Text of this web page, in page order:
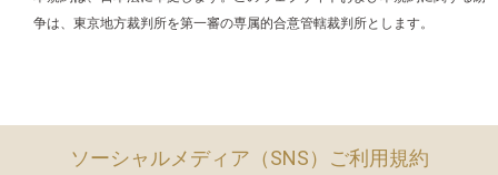
争は、東京地方裁判所を第一審の専属的合意管轄裁判所とします。
ソーシャルメディア（SNS）ご利用規約